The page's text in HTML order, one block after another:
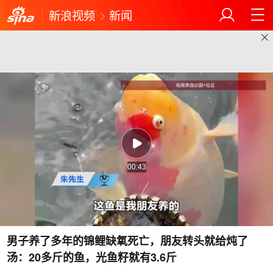
新浪视频 新闻
00:43
男子养了多年的锦鲤缺氧死亡，朋友转头就给炖了
汤：20多斤的鱼，光鱼籽就有3.6斤